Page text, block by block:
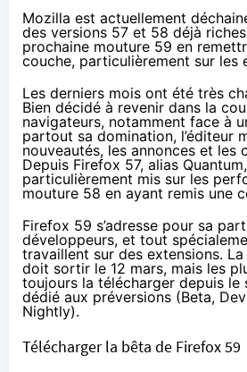
Mozilla est actuellement
des versions 57 et 58 déjà
prochaine mouture 59 en
couche, particulièrement sur les
Les derniers mois ont été très
Bien décidé à revenir dans la
navigateurs, notamment face à
partout sa domination, l’éditeur
nouveautés, les annonces et les
Depuis Firefox 57, alias
particulièrement mis sur les
mouture 58 en ayant remis une
Firefox 59 s’adresse pour sa part
développeurs, et tout
travaillent sur des extensions.
doit sortir le 12 mars, mais les
toujours la télécharger depuis le
dédié aux préversions (Beta,
Nightly).
Télécharger la bêta de Firefox 59